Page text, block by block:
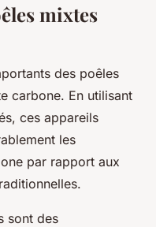
mixtes
des poêles
carbone. En utilisant
ces appareils
les
par rapport aux
sont des